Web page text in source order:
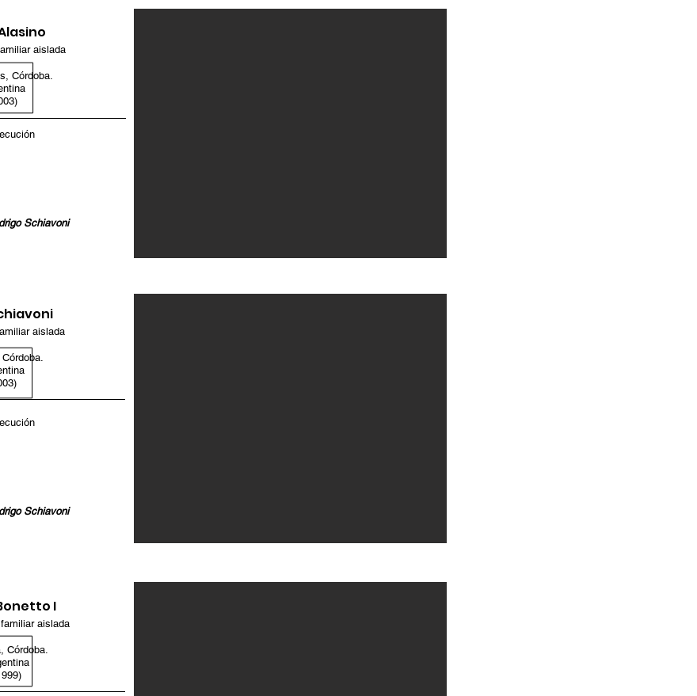
Schiavoni
aislada
Córdoba.
Schiavoni
aislada
I
aislada
Córdoba.